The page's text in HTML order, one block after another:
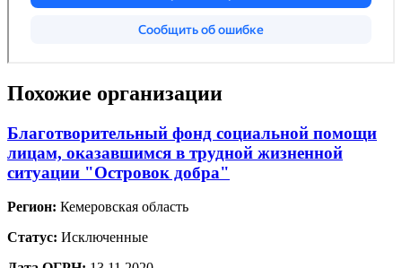
Похожие организации
Благотворительный фонд социальной помощи
лицам, оказавшимся в трудной жизненной
ситуации "Островок добра"
Регион: Кемеровская область
Статус: Исключенные